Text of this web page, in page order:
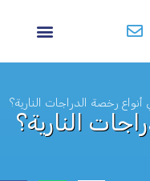
أنواع رخصة الدراجات النارية؟
النارية؟